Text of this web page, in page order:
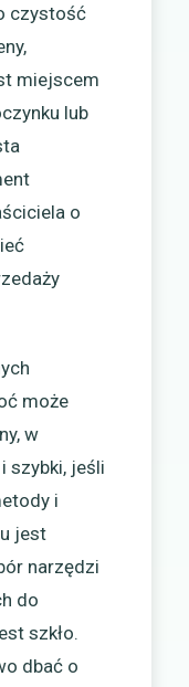
czystość
miejscem
lub
o
może
w
szybki, jeśli
i
jest
narzędzi
do
szkło.
dbać o